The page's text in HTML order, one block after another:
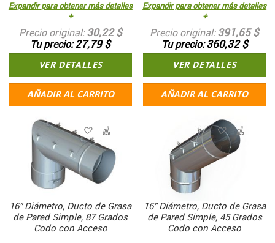
Expandir para obtener más detalles
+
Precio original 30,22 $
Tu precio 27,79 $
VER DETALLES
AÑADIR AL CARRITO
Expandir para obtener más detalles
+
Precio original 391,65 $
Tu precio 360,32 $
VER DETALLES
AÑADIR AL CARRITO
16" Diámetro, Ducto de Grasa
de Pared Simple, 87 Grados
Codo con Acceso
16" Diámetro, Ducto de Grasa
de Pared Simple, 45 Grados
Codo con Acceso